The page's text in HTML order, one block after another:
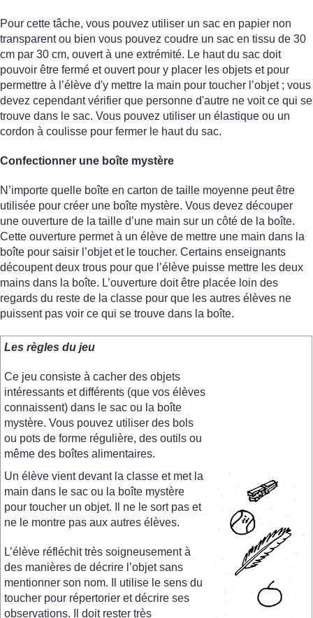
Pour cette tâche, vous pouvez utiliser un sac en papier non
transparent ou bien vous pouvez coudre un sac en tissu de 30
cm par 30 cm, ouvert à une extrémité. Le haut du sac doit
pouvoir être fermé et ouvert pour y placer les objets et pour
permettre à l’élève d'y mettre la main pour toucher l’objet ; vous
devez cependant vérifier que personne d'autre ne voit ce qui se
trouve dans le sac. Vous pouvez utiliser un élastique ou un
cordon à coulisse pour fermer le haut du sac.
Confectionner une boîte mystère
N’importe quelle boîte en carton de taille moyenne peut être
utilisée pour créer une boîte mystère. Vous devez découper
une ouverture de la taille d’une main sur un côté de la boîte.
Cette ouverture permet à un élève de mettre une main dans la
boîte pour saisir l’objet et le toucher. Certains enseignants
découpent deux trous pour que l’élève puisse mettre les deux
mains dans la boîte. L’ouverture doit être placée loin des
regards du reste de la classe pour que les autres élèves ne
puissent pas voir ce qui se trouve dans la boîte.
Les règles du jeu
Ce jeu consiste à cacher des objets
intéressants et différents (que vos élèves
connaissent) dans le sac ou la boîte
mystère. Vous pouvez utiliser des bols
ou pots de forme régulière, des outils ou
même des boîtes alimentaires.
Un élève vient devant la classe et met la
main dans le sac ou la boîte mystère
pour toucher un objet. Il ne le sort pas et
ne le montre pas aux autres élèves.
L’élève réfléchit très soigneusement à
des manières de décrire l’objet sans
mentionner son nom. Il utilise le sens du
toucher pour répertorier et décrire ses
observations. Il doit rester très